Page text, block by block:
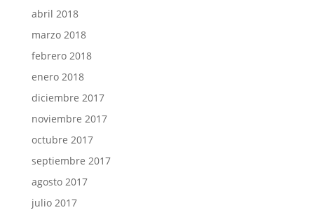
abril 2018
marzo 2018
febrero 2018
enero 2018
diciembre 2017
noviembre 2017
octubre 2017
septiembre 2017
agosto 2017
julio 2017